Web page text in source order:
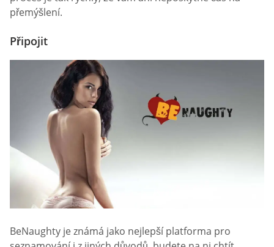
přemýšlení.
Připojit
BeNaughty je známá jako nejlepší platforma pro